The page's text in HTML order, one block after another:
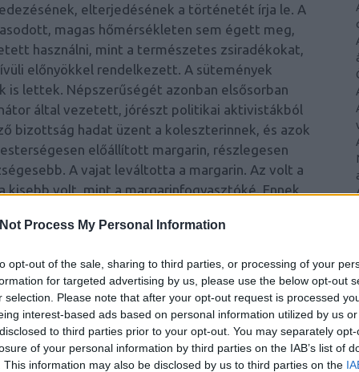
Process My Personal Information
opt-out of the sale, sharing to third parties, or processing of your
for targeted advertising by us, please use the below opt-out
selection. Please note that after your opt-out request is processed
interest-based ads based on personal information utilized by us
to third parties prior to your opt-out. You may separately
of your personal information by third parties on the IAB’s list of
This information may also be disclosed by us to third parties on the
elterjedésének a történetét írja le. A
magas hőmérsékleten sem égett meg,
használni, mint a természetes zsiradékokat,
előnyökkel rendelkezett. A sütemények
is lettek. Népszerűségét azonban elsősorban
által vezetett, jórészt politikai aktivistákból
bizottság hadat üzent a koleszterinnek, és azok
előállított margarin, részlegesen
A vajat leváltotta a margarin. Az volt a
kisebb volt, mint a margarinfogyasztóké. Ennek
amelyek a telítetlen zsírok előnyeit
szerkezetű telítetlen zsírok között… Ez végül
blogon 2009. januárjában jelent meg az írásom
olvasó ebből megérti, melyek azok, és
kiderült, hogy a transz-zsírok már csekély
a szív- és érrendszeri halálozást. Márpedig az
zsírok használata.
állásfoglalást kértünk a Legfőbb Ügyésztől,